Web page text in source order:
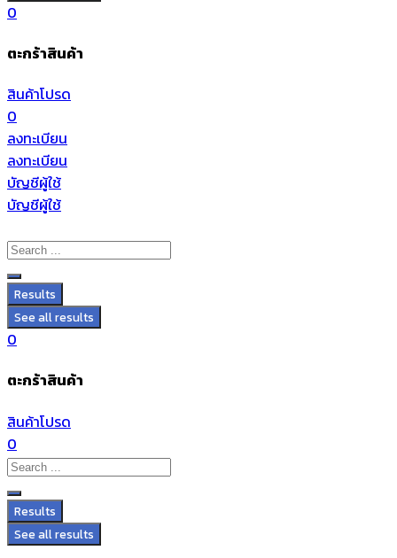
0
ตะกร้าสินค้า
สินค้าโปรด
0
ลงทะเบียน
ลงทะเบียน
บัญชีผู้ใช้
บัญชีผู้ใช้
Results
See all results
0
ตะกร้าสินค้า
สินค้าโปรด
0
Results
See all results